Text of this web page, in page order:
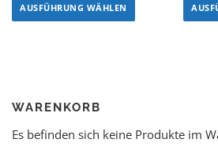
AUSFÜHRUNG WÄHLEN
WARENKORB
Es befinden sich keine Produkte im